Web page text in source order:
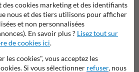
les normes de sécurité en vigueur et sont
charges importantes, allant jusqu'à 1000
utilisation sur les chantiers de
et dans toute situation nécessitant
et un balisage efficace.
Transport
des cookies marketing et des identifiants
nous et des tiers utilisons pour afficher
et non personnalisées
En savoir plus ? Lisez tout sur
de cookies ici.
les cookies", vous acceptez les
Si vous sélectionner refuser, nous